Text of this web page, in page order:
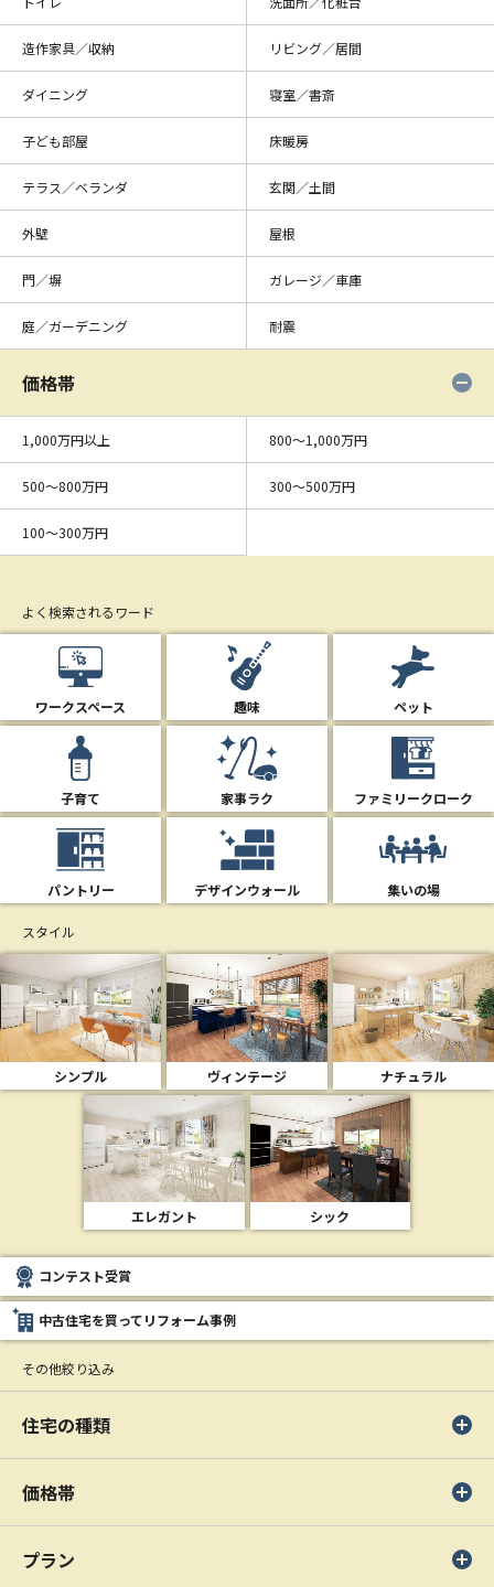
造作家具／収納 リビング／居間
ダイニング 寝室／書斎
子ども部屋 床暖房
テラス／ベランダ 玄関／土間
外壁 屋根
門／塀 ガレージ／車庫
庭／ガーデニング 耐震
価格帯
1,000万円以上 800〜1,000万円
500〜800万円 300〜500万円
100〜300万円
よく検索されるワード
ワークスペース 趣味 ペット
子育て 家事ラク ファミリークローク
パントリー デザインウォール 集いの場
スタイル
シンプル ヴィンテージ ナチュラル
エレガント シック
コンテスト受賞
中古住宅を買ってリフォーム事例
その他絞り込み
住宅の種類
価格帯
プラン